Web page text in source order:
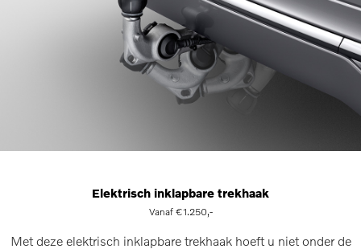
Elektrisch inklapbare trekhaak
Vanaf €1.250,-
Met deze elektrisch inklapbare trekhaak hoeft u niet onder de